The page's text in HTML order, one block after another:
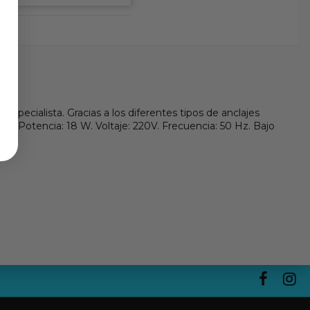
Gracias a los diferentes tipos de anclajes
Potencia: 18 W. Voltaje: 220V. Frecuencia: 50 Hz. Bajo